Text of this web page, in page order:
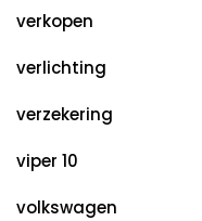
verkopen
verlichting
verzekering
viper 10
volkswagen